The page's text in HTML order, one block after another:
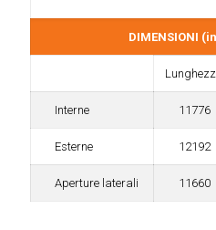
DIMENSIONI
Interne 11776
Esterne 12192
Aperture laterali 11660